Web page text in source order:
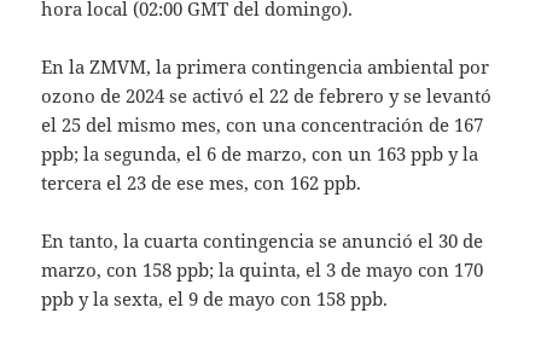
hora local (02:00 GMT del domingo).
En la ZMVM, la primera contingencia ambiental por
ozono de 2024 se activó el 22 de febrero y se levantó
el 25 del mismo mes, con una concentración de 167
ppb; la segunda, el 6 de marzo, con un 163 ppb y la
tercera el 23 de ese mes, con 162 ppb.
En tanto, la cuarta contingencia se anunció el 30 de
marzo, con 158 ppb; la quinta, el 3 de mayo con 170
ppb y la sexta, el 9 de mayo con 158 ppb.